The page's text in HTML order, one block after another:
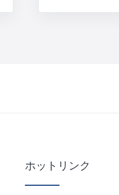
ホットリンク